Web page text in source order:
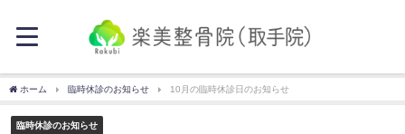
ホーム 臨時休診のお知らせ 10月の臨時休診日のお知らせ
臨時休診のお知らせ